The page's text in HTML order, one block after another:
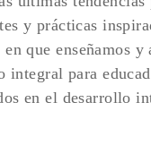
y prácticas
que enseñamos y
integral para
en el desarrollo